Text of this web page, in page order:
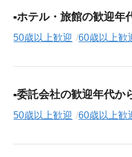
ホテル・旅館の歓迎年
50歳以上歓迎 60歳以上歓
委託会社の歓迎年代か
50歳以上歓迎 60歳以上歓